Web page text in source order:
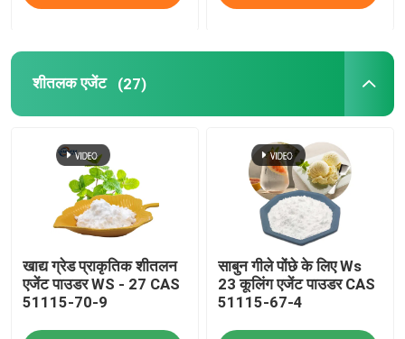
शीतलक एजेंट (27)
खाद्य ग्रेड प्राकृतिक शीतलन
एजेंट पाउडर WS - 27 CAS
51115-70-9
साबुन गीले पोंछे के लिए Ws
23 कूलिंग एजेंट पाउडर CAS
51115-67-4